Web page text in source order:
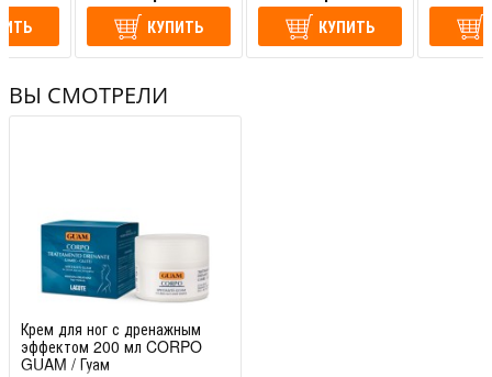
КУПИТЬ КУПИТЬ
ВЫ СМОТРЕЛИ
Крем для ног с дренажным
эффектом 200 мл CORPO
GUAM / Гуам